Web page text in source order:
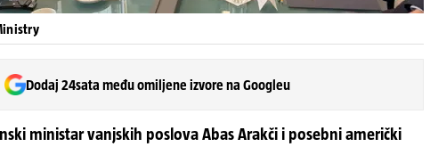
Dodaj 24sata među omiljene izvore na Googleu
ministar vanjskih poslova Abas Arakči i posebni američki